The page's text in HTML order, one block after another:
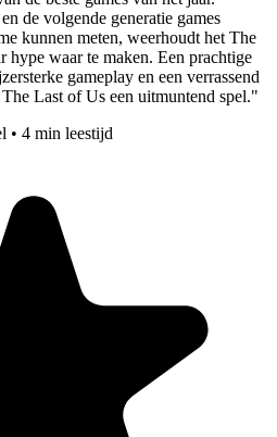
de volgende generatie games
kunnen meten, weerhoudt het The
hype waar te maken. Een prachtige
gameplay en een verrassend
Last of Us een uitmuntend spel."
• 4 min leestijd